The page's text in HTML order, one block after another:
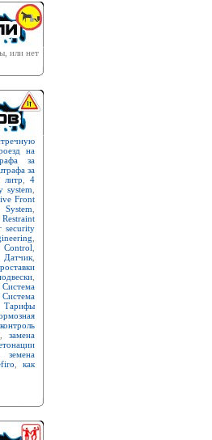
или нет
на
за
за
литр
4
system
Front
security
Датчик
Система
Система
,Тарифы
,замена
земена
как